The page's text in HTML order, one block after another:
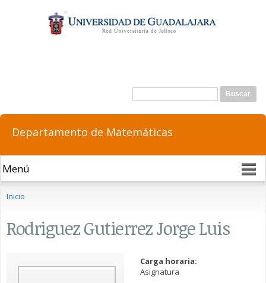
contenido
principal
Formulario de búsqueda
Buscar
Departamento de Matemáticas
Inicio
Rodriguez Gutierrez Jorge Luis
Carga horaria:
Asignatura